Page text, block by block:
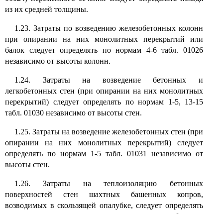
из их средней толщины.
1.23. Затраты по возведению железобетонных колонн
при опирании на них монолитных перекрытий или
балок следует определять по нормам 4-6 табл. 01026
независимо от высоты колонн.
1.24. Затраты на возведение бетонных и
легкобетонных стен (при опирании на них монолитных
перекрытий) следует определять по нормам 1-5, 13-15
табл. 01030 независимо от высоты стен.
1.25. Затраты на возведение железобетонных стен (при
опирании на них монолитных перекрытий) следует
определять по нормам 1-5 табл. 01031 независимо от
высоты стен.
1.26. Затраты на теплоизоляцию бетонных
поверхностей стен шахтных башенных копров,
возводимых в скользящей опалубке, следует определять